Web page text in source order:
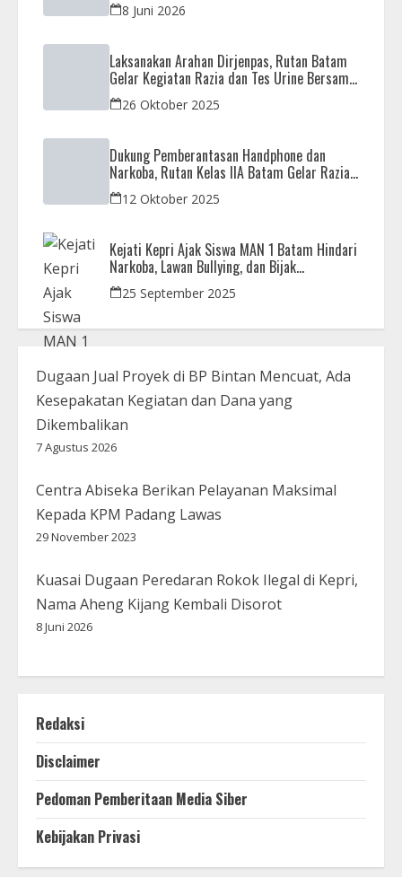
8 Juni 2026
Laksanakan Arahan Dirjenpas, Rutan Batam
Gelar Kegiatan Razia dan Tes Urine Bersama
APH26 Oktober 2025
Dukung Pemberantasan Handphone dan
Narkoba, Rutan Kelas IIA Batam Gelar Razia
Bersama Aparat Penegak Hukum
12 Oktober 2025
Kejati Kepri Ajak Siswa MAN 1 Batam Hindari
Narkoba, Lawan Bullying, dan Bijak
Bermedsos
25 September 2025
Dugaan Jual Proyek di BP Bintan Mencuat, Ada
Kesepakatan Kegiatan dan Dana yang
Dikembalikan
7 Agustus 2026
Centra Abiseka Berikan Pelayanan Maksimal
Kepada KPM Padang Lawas
29 November 2023
Kuasai Dugaan Peredaran Rokok Ilegal di Kepri,
Nama Aheng Kijang Kembali Disorot
8 Juni 2026
Redaksi
Disclaimer
Pedoman Pemberitaan Media Siber
Kebijakan Privasi